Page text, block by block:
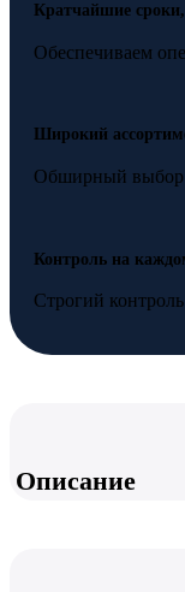
Кратчайшие
Обеспечиваем
Широкий
Обширный выбор
Контроль на
Строгий
Описание